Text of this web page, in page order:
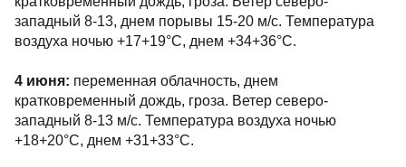
западный 8-13, днем порывы 15-20 м/с. Температура
воздуха ночью +17+19°С, днем +34+36°С.
4 июня: переменная облачность, днем
кратковременный дождь, гроза. Ветер северо-
западный 8-13 м/с. Температура воздуха ночью
+18+20°С, днем +31+33°С.